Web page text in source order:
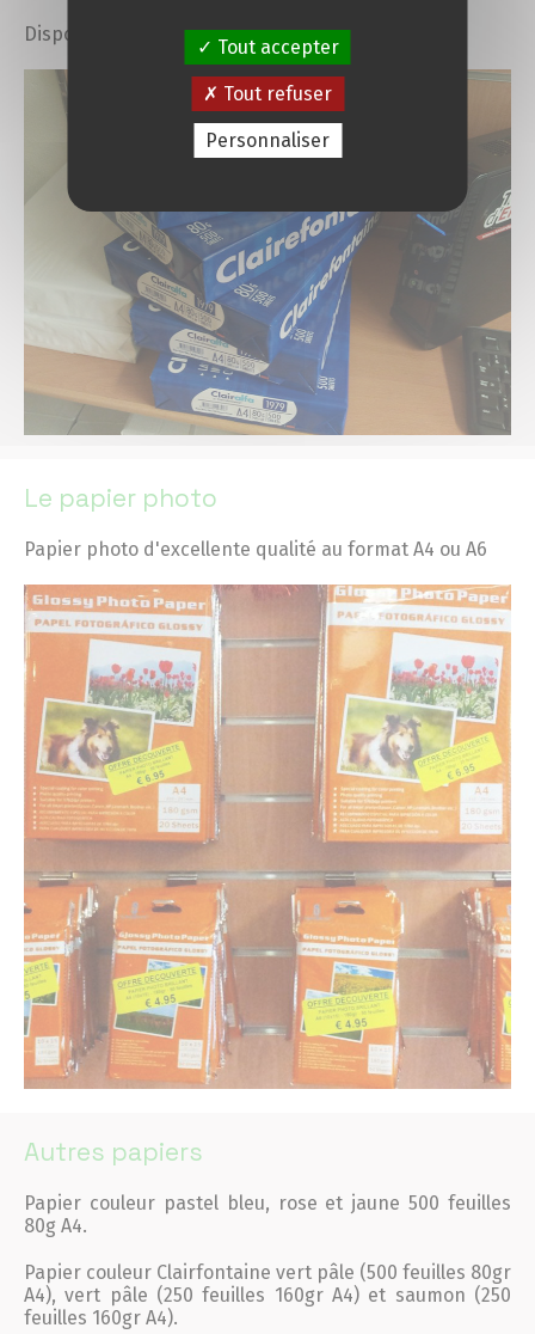
Disponible dans nos magasins en format A4 et A3.
Le papier photo
Papier photo d'excellente qualité au format A4 ou A6
Autres papiers
Papier couleur pastel bleu, rose et jaune 500 feuilles
80g A4.
Papier couleur Clairfontaine vert pâle (500 feuilles 80gr
A4), vert pâle (250 feuilles 160gr A4) et saumon (250
feuilles 160gr A4).
Tout accepter
Tout refuser
Personnaliser